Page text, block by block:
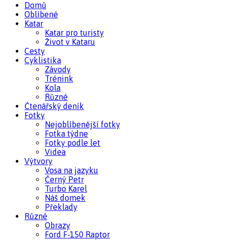
Domů
Oblíbené
Katar
Katar pro turisty
Život v Kataru
Cesty
Cyklistika
Závody
Trénink
Kola
Různé
Čtenářský deník
Fotky
Nejoblíbenější fotky
Fotka týdne
Fotky podle let
Videa
Výtvory
Vosa na jazyku
Černý Petr
Turbo Karel
Náš domek
Překlady
Různé
Obrazy
Ford F-150 Raptor